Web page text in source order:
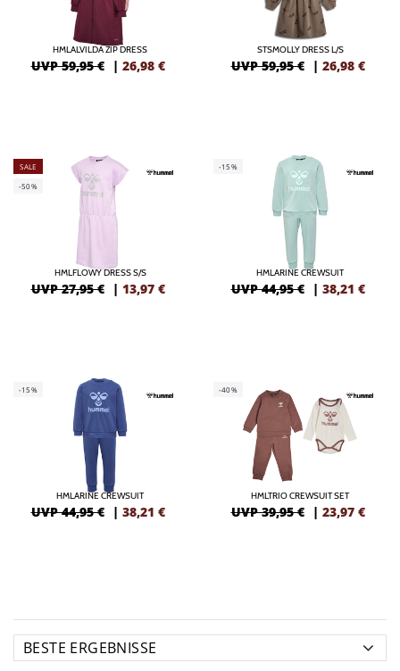
HMLALVILDA ZIP DRESS
UVP 59,95 € | 26,98 €
STSMOLLY DRESS L/S
UVP 59,95 € | 26,98 €
SALE
-50%
HMLFLOWY DRESS S/S
UVP 27,95 € | 13,97 €
-15%
HMLARINE CREWSUIT
UVP 44,95 € | 38,21 €
-15%
HMLARINE CREWSUIT
UVP 44,95 € | 38,21 €
-40%
HMLTRIO CREWSUIT SET
UVP 39,95 € | 23,97 €